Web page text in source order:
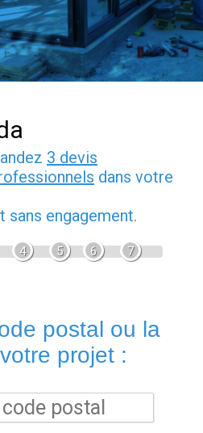
3 devis
dans votre
sans engagement.
4 5 6 7
postal ou la
projet :